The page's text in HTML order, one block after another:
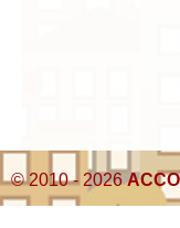
© 2010 - 2026